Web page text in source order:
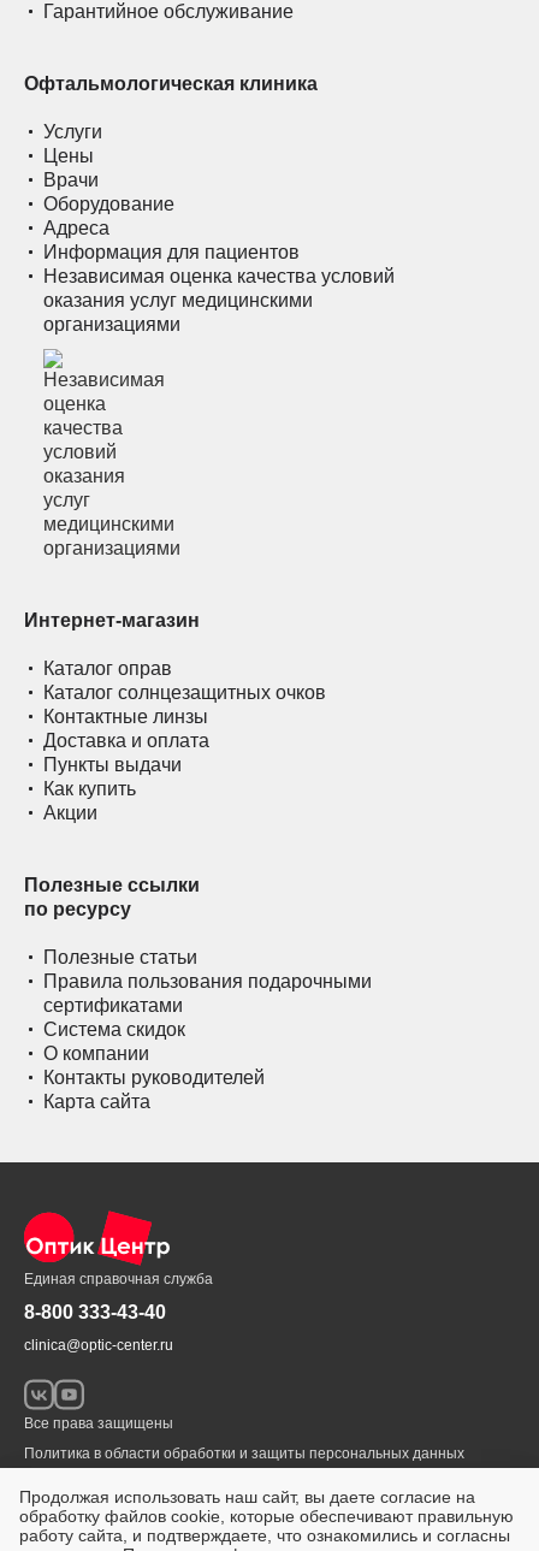
Гарантийное обслуживание
Офтальмологическая клиника
Услуги
Цены
Врачи
Оборудование
Адреса
Информация для пациентов
Независимая оценка качества условий
оказания услуг медицинскими
организациями
Интернет-магазин
Каталог оправ
Каталог солнцезащитных очков
Контактные линзы
Доставка и оплата
Пункты выдачи
Как купить
Акции
Полезные ссылки
по ресурсу
Полезные статьи
Правила пользования подарочными
сертификатами
Система скидок
О компании
Контакты руководителей
Карта сайта
Единая справочная служба
8-800 333-43-40
clinica@optic-center.ru
Все права защищены
Политика в области обработки и защиты персональных данных
© 1999 – 2026 «Оптик-Центр»
Разработка сайтаworkDNK.ru
ИМЕЮТСЯ ПРОТИВОПОКАЗАНИЯ.
НЕОБХОДИМА КОНСУЛЬТАЦИЯ СПЕЦИАЛИСТА
Продолжая использовать наш сайт, вы даете согласие на
обработку файлов cookie, которые обеспечивают правильную
работу сайта, и подтверждаете, что ознакомились и согласны